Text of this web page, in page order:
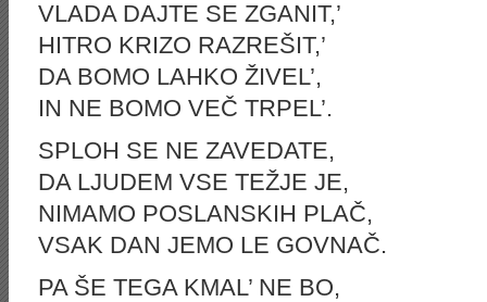
VLADA DAJTE SE ZGANIT,’
HITRO KRIZO RAZREŠIT,’
DA BOMO LAHKO ŽIVEL’,
IN NE BOMO VEČ TRPEL’.
SPLOH SE NE ZAVEDATE,
DA LJUDEM VSE TEŽJE JE,
NIMAMO POSLANSKIH PLAČ,
VSAK DAN JEMO LE GOVNAČ.
PA ŠE TEGA KMAL’ NE BO,